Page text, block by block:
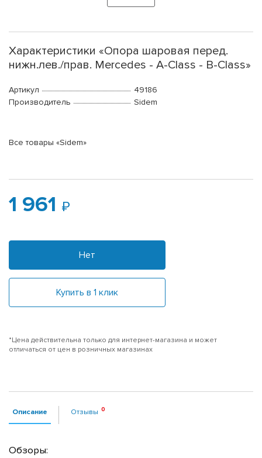
Характеристики «Опора шаровая перед.
нижн.лев./прав. Mercedes - A-Class - B-Class»
Артикул
49186
Производитель
Sidem
Все товары «Sidem»
1 961
Нет
Купить в 1 клик
*Цена действительна только для интернет-магазина и может
отличаться от цен в розничных магазинах
Описание Отзывы
Обзоры: